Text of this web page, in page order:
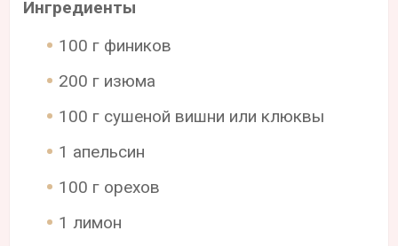
Ингредиенты
100 г фиников
200 г изюма
100 г сушеной вишни или клюквы
1 апельсин
100 г орехов
1 лимон